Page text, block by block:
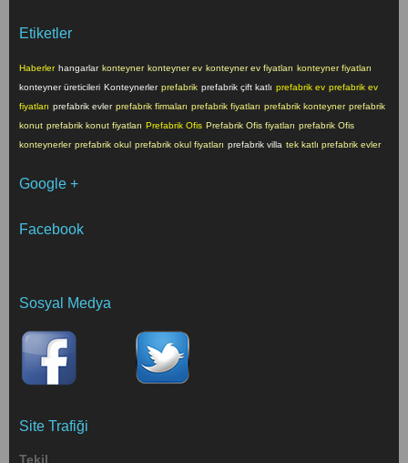
Etiketler
Haberler hangarlar konteyner konteyner ev konteyner ev fiyatları konteyner fiyatları
konteyner üreticileri Konteynerler prefabrik prefabrik çift katlı prefabrik ev prefabrik ev
fiyatları prefabrik evler prefabrik firmaları prefabrik fiyatları prefabrik konteyner prefabrik
konut prefabrik konut fiyatları Prefabrik Ofis Prefabrik Ofis fiyatları prefabrik Ofis
konteynerler prefabrik okul prefabrik okul fiyatları prefabrik villa tek katlı prefabrik evler
Google +
Facebook
Sosyal Medya
Site Trafiği
Tekil